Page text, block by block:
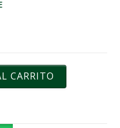
CARRITO